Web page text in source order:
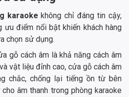
karaoke không chỉ đáng tin cậy,
ưu điểm nổi bật khiến khách hàng
chọn sử dụng.
gỗ cách âm là khả năng cách âm
vật liệu đỉnh cao, cửa gỗ cách âm
chắc, chống lại tiếng ồn từ bên
âm thanh trong phòng karaoke